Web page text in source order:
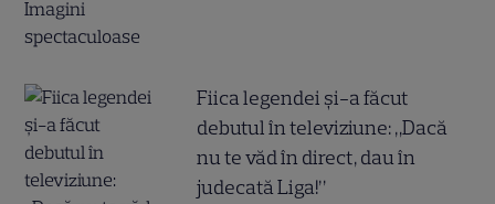
Fiica legendei și-a făcut
debutul în televiziune: „Dacă
nu te văd în direct, dau în
judecată Liga!”